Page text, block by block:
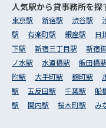
人気駅から貸事務所を探
東京駅 新宿駅 渋谷駅
駅
有楽町駅 銀座駅 日
下駅
新宿三丁目駅 新宿
ノ水駅
水道橋駅 飯田橋駅
附駅
大手町駅 麹町駅
駅
五反田駅 千葉駅 船
駅
関内駅 桜木町駅 み